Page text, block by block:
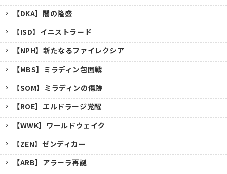
【DKA】闇の隆盛
【ISD】イニストラード
【NPH】新たなるファイレクシア
【MBS】ミラディン包囲戦
【SOM】ミラディンの傷跡
【ROE】エルドラージ覚醒
【WWK】ワールドウェイク
【ZEN】ゼンディカー
【ARB】アラーラ再誕